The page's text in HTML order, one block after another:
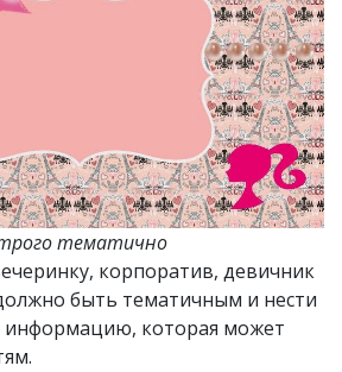
тематично
корпоратив, девичник
быть тематичным и нести
которая может